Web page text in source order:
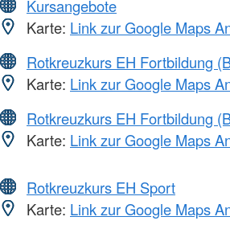
Kursangebote
Karte: Link zur Google Maps
Rotkreuzkurs EH Fortbildung
Karte: Link zur Google Maps
Rotkreuzkurs EH Fortbildung
Karte: Link zur Google Maps
Rotkreuzkurs EH Sport
Karte: Link zur Google Maps